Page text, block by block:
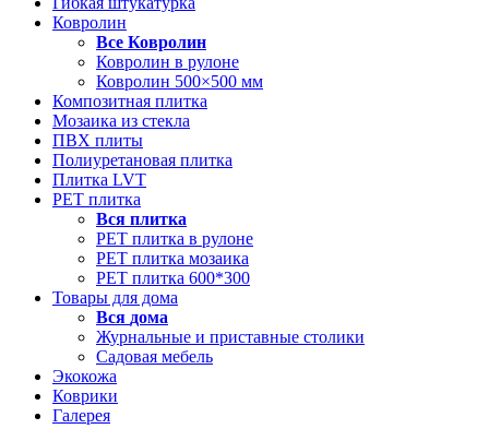
Ковролин
Все Ковролин
Ковролин в рулоне
Ковролин 500×500 мм
Композитная плитка
Мозаика из стекла
ПВХ плиты
Полиуретановая плитка
Плитка LVT
РЕТ плитка
Вся плитка
РЕТ плитка в рулоне
РЕТ плитка мозаика
РЕТ плитка 600*300
Товары для дома
Вся дома
Журнальные и приставные столики
Садовая мебель
Экокожа
Коврики
Галерея